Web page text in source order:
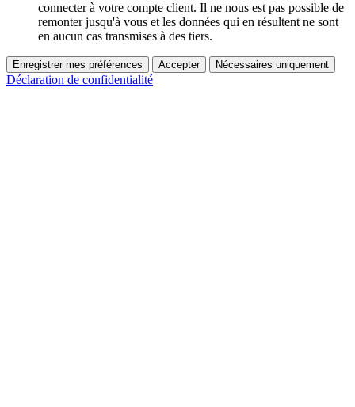
connecter à votre compte client. Il ne nous est pas possible de
remonter jusqu'à vous et les données qui en résultent ne sont
en aucun cas transmises à des tiers.
Enregistrer mes préférences Accepter Nécessaires uniquement
Déclaration de confidentialité